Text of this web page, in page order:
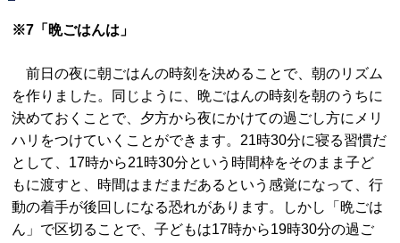
※7「晩ごはんは」
前日の夜に朝ごはんの時刻を決めることで、朝のリズム
を作りました。同じように、晩ごはんの時刻を朝のうちに
決めておくことで、夕方から夜にかけての過ごし方にメリ
ハリをつけていくことができます。21時30分に寝る習慣だ
として、17時から21時30分という時間枠をそのまま子ど
もに渡すと、時間はまだまだあるという感覚になって、行
動の着手が後回しになる恐れがあります。しかし「晩ごは
ん」で区切ることで、子どもは17時から19時30分の過ご